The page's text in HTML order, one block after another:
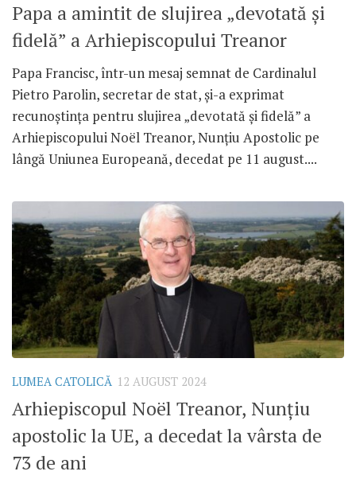
Papa a amintit de slujirea „devotată și
fidelă” a Arhiepiscopului Treanor
Papa Francisc, într-un mesaj semnat de Cardinalul
Pietro Parolin, secretar de stat, și-a exprimat
recunoștința pentru slujirea „devotată și fidelă” a
Arhiepiscopului Noël Treanor, Nunțiu Apostolic pe
lângă Uniunea Europeană, decedat pe 11 august....
LUMEA CATOLICĂ 12 AUGUST 2024
Arhiepiscopul Noël Treanor, Nunțiu
apostolic la UE, a decedat la vârsta de
73 de ani